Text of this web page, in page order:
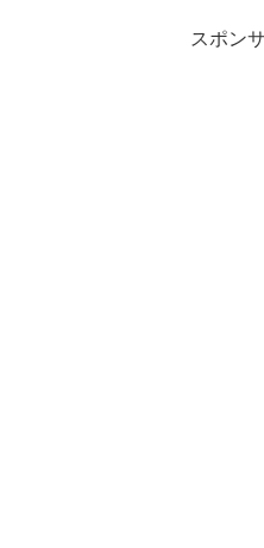
スポン